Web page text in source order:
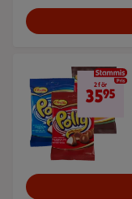
2 för 35,95 kr
2 för
3595